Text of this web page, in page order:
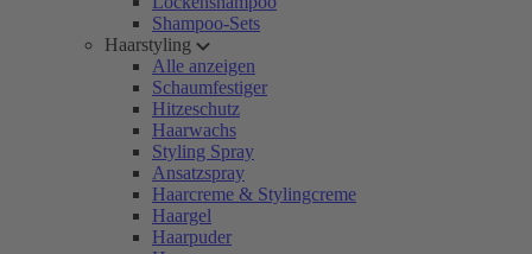
Shampoo-Sets
Haarstyling
Alle anzeigen
Schaumfestiger
Hitzeschutz
Haarwachs
Styling Spray
Ansatzspray
Haarcreme & Stylingcreme
Haargel
Haarpuder